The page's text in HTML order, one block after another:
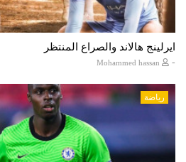
ايرلينج هالاند والصراع المنتظر
-
رياضة